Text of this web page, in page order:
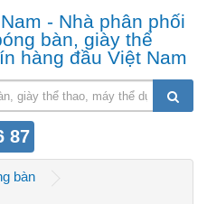
- Nhà phân phối
bàn, giày thể
hàng đầu Việt Nam
87
bàn